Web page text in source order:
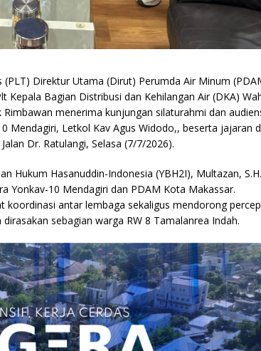
(PLT) Direktur Utama (Dirut) Perumda Air Minum
Kepala Bagian Distribusi dan Kehilangan Air (DKA)
menerima kunjungan silaturahmi dan
Mendagiri, Letkol Kav Agus Widodo,, beserta jajaran
Dr. Ratulangi, Selasa (7/7/2026).
Hukum Hasanuddin-Indonesia (YBH2I), Multazan,
Yonkav-10 Mendagiri dan PDAM Kota Makassar.
koordinasi antar lembaga sekaligus mendorong
sebagian warga RW 8 Tamalanrea Indah.